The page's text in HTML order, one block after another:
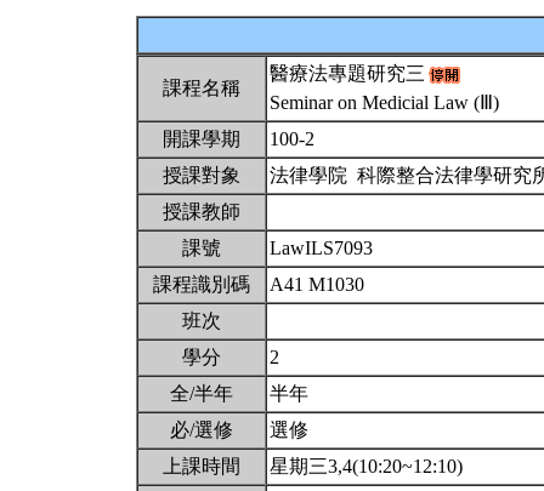
課程名稱
醫療法專題研究三
Seminar on Medicial Law (Ⅲ)
開課學期
100-2
授課對象
法律學院 科際整合法律學研
授課教師
課號
LawILS7093
課程識別碼
A41 M1030
班次
學分
2
全/半年
半年
必/選修
選修
上課時間
星期三3,4(10:20~12:10)